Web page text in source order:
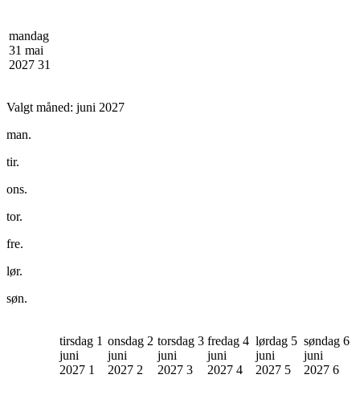
mandag
31 mai
2027 31
Valgt måned: juni 2027
man.
tir.
ons.
tor.
fre.
lør.
søn.
tirsdag 1
juni
2027 1
onsdag 2
juni
2027 2
torsdag 3
juni
2027 3
fredag 4
juni
2027 4
lørdag 5
juni
2027 5
søndag 6
juni
2027 6